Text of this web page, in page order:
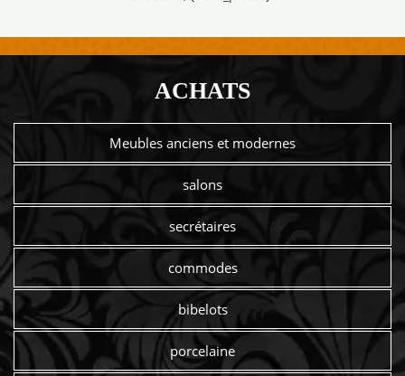
ACHATS
Meubles anciens et modernes
salons
secrétaires
commodes
bibelots
porcelaine